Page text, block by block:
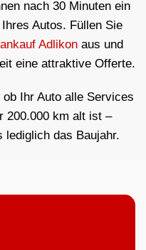
nach 30 Minuten ein
Autos. Füllen Sie
Adlikonaus und
eine attraktive Offerte.
Ihr Auto alle Services
200.000 km alt ist –
lediglich das Baujahr.